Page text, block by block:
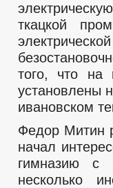
ткацкой
того, что на
установлены
ивановском
Федор Митин
начал
гимназию с
несколько